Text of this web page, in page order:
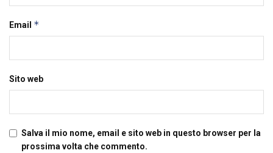
Email *
Sito web
Salva il mio nome, email e sito web in questo browser per la
prossima volta che commento.